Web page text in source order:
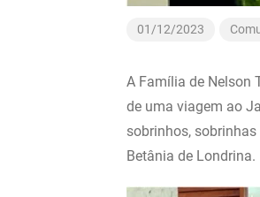
01/12/2023
A Família de Nelson
de uma viagem ao
sobrinhos,
Betânia de Londrina.